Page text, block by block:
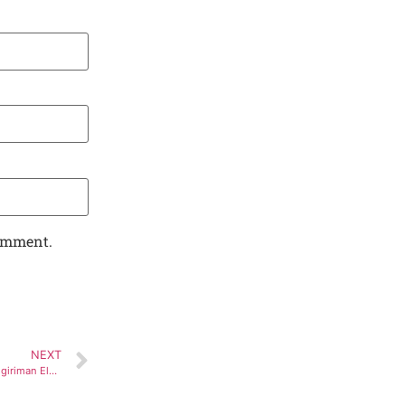
NEXT
Memastikan Keamanan dan Ketepatan Pengiriman Elektronik Melalui Layanan Jasa Pengiriman SBM Logistik